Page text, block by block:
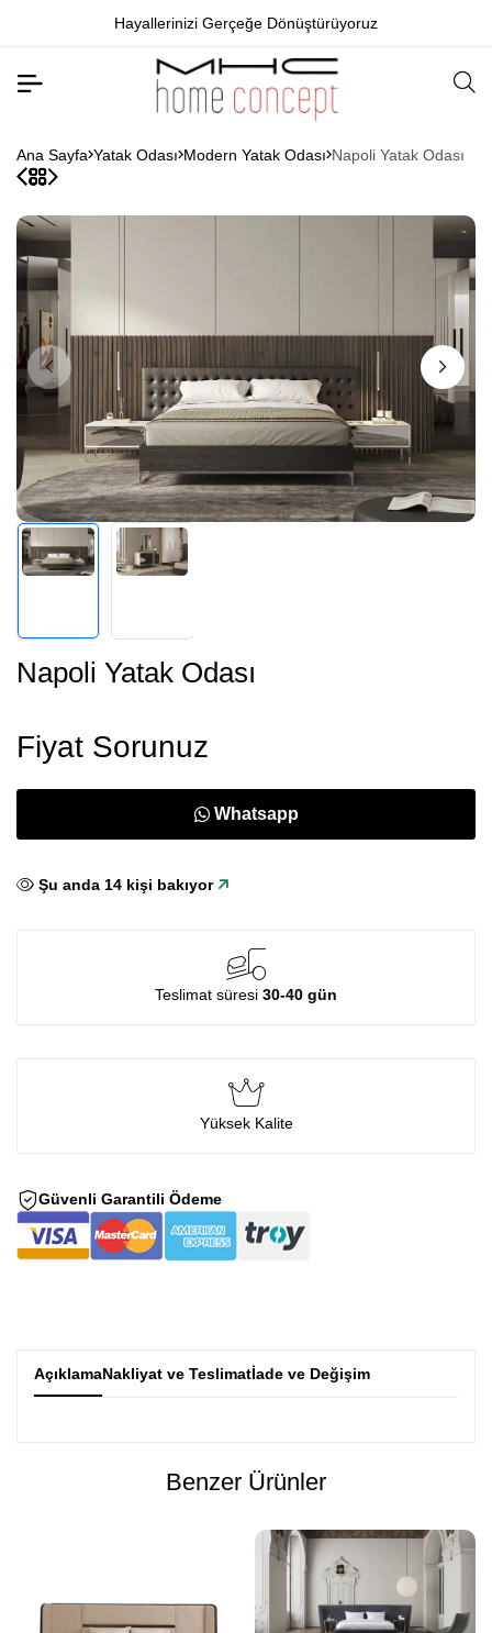
Hayallerinizi Gerçeğe Dönüştürüyoruz
Ana Sayfa Yatak Odası Modern Yatak Odası Napoli Yatak Odası
Napoli Yatak Odası
Fiyat Sorunuz
Whatsapp
Şu anda 14 kişi bakıyor
Teslimat süresi 30-40 gün
Yüksek Kalite
Güvenli Garantili Ödeme
AçıklamaNakliyat ve Teslimatİade ve Değişim
Benzer Ürünler